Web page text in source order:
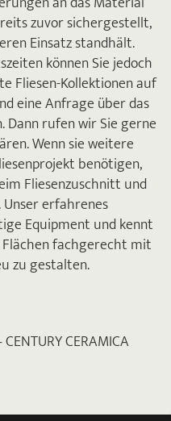
zuvor sichergestellt,
Einsatz standhält.
können Sie jedoch
Fliesen-Kollektionen auf
eine Anfrage über das
rufen wir Sie gerne
Wenn sie weitere
benötigen,
Fliesenzuschnitt und
erfahrenes
Equipment und kennt
fachgerecht mit
zu gestalten.
CERAMICA